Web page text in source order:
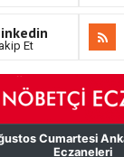
Et